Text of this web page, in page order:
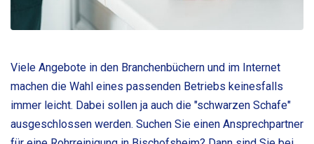
Viele Angebote in den Branchenbüchern und im Internet
machen die Wahl eines passenden Betriebs keinesfalls
immer leicht. Dabei sollen ja auch die "schwarzen Schafe"
ausgeschlossen werden. Suchen Sie einen Ansprechpartner